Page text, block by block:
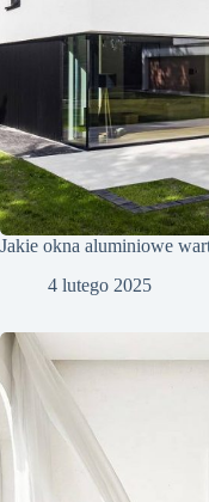
Jakie okna aluminiowe
4 lutego 2025